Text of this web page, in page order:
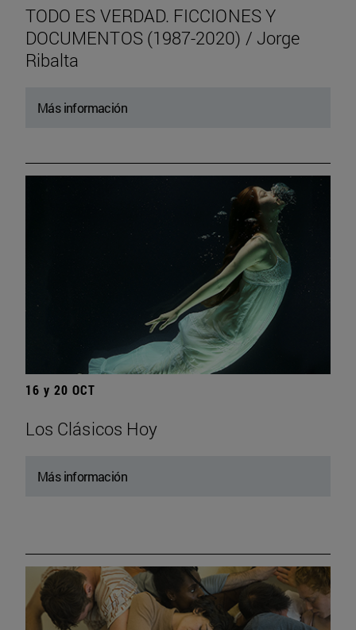
TODO ES VERDAD. FICCIONES Y
DOCUMENTOS (1987-2020) / Jorge
Ribalta
Más información
16 y 20 OCT
Los Clásicos Hoy
Más información